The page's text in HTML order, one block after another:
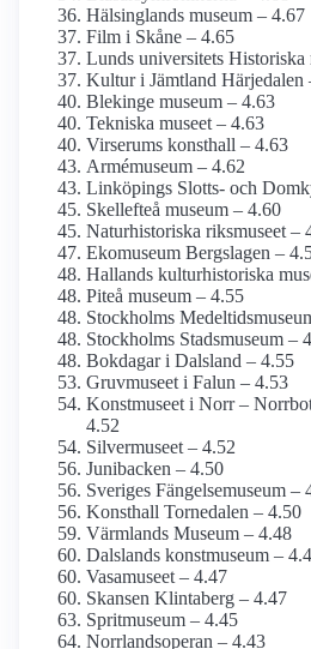
Hälsinglands museum – 4.67
Film i Skåne – 4.65
Lunds universitets Historiska
Kultur i Jämtland Härjedalen
Blekinge museum – 4.63
Tekniska museet – 4.63
Virserums konsthall – 4.63
Armé­museum – 4.62
Linköpings Slotts- och
Skellefteå museum – 4.60
Naturhistoriska riksmuseet –
Ekomuseum Bergslagen –
Hallands kultur­historiska
Piteå museum – 4.55
Stockholms
Stockholms Stadsmuseum –
Bokdagar i Dalsland – 4.55
Gruvmuseet i Falun – 4.53
Konstmuseet i Norr –
4.52
Silvermuseet – 4.52
Junibacken – 4.50
Sveriges Fängelsemuseum –
Konsthall Tornedalen – 4.50
Värmlands Museum – 4.48
Dalslands konstmuseum –
Vasamuseet – 4.47
Skansen Klintaberg – 4.47
Spritmuseum – 4.45
Norrlandsoperan – 4.43